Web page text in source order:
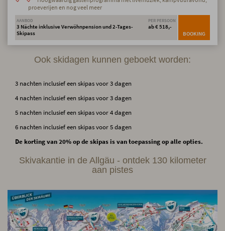
proeverijen en nog veel meer
AANBOD
3 Nächte inklusive Verwöhnpension und 2-Tages-
Skipass
PER PERSOON
ab € 518,-
BOOKING
Ook skidagen kunnen geboekt worden:
3 nachten inclusief een skipas voor 3 dagen
4 nachten inclusief een skipas voor 3 dagen
5 nachten inclusief een skipas voor 4 dagen
6 nachten inclusief een skipas voor 5 dagen
De korting van 20% op de skipas is van toepassing op alle opties.
Skivakantie in de Allgäu - ontdek 130 kilometer
aan pistes